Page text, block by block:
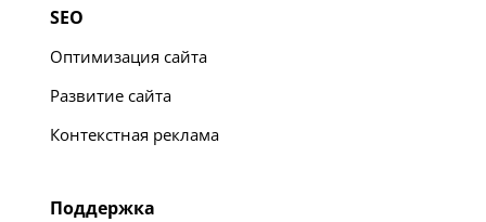
SEO
Оптимизация сайта
Развитие сайта
Контекстная реклама
Поддержка